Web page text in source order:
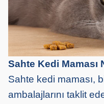
Sahte Kedi Maması
Sahte kedi maması,
ambalajlarını taklit